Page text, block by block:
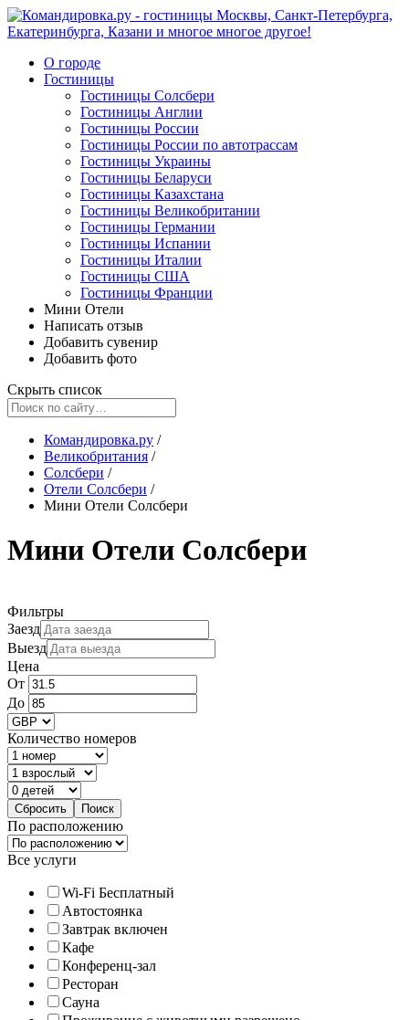
О городе
Гостиницы
Гостиницы Солсбери
Гостиницы Англии
Гостиницы России
Гостиницы России по автотрассам
Гостиницы Украины
Гостиницы Беларуси
Гостиницы Казахстана
Гостиницы Великобритании
Гостиницы Германии
Гостиницы Испании
Гостиницы Италии
Гостиницы США
Гостиницы Франции
Мини Отели
Написать отзыв
Добавить сувенир
Добавить фото
Скрыть список
Командировка.ру /
Великобритания /
Солсбери /
Отели Солсбери /
Мини Отели Солсбери
Мини Отели Солсбери
Фильтры
Заезд
Выезд
Цена
От
До
Количество номеров
По расположению
Все услуги
Wi-Fi Бесплатный
Автостоянка
Завтрак включен
Кафе
Конференц-зал
Ресторан
Сауна